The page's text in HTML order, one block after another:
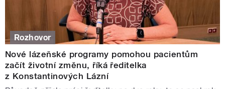
Rozhovor
Nové lázeňské programy pomohou pacientům
začít životní změnu, říká ředitelka
z Konstantinových Lázní